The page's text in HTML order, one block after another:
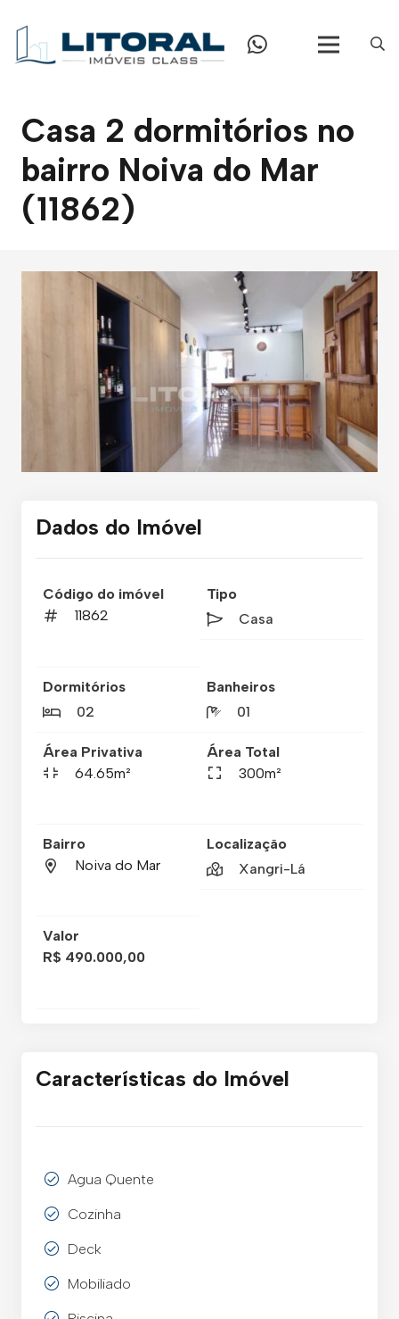
Casa 2 dormitórios no
bairro Noiva do Mar
(11862)
Dados do Imóvel
Código do imóvel
11862
Tipo
Casa
Dormitórios
02
Banheiros
01
Área Privativa
64.65m²
Área Total
300m²
Bairro
Noiva do Mar
Localização
Xangri-Lá
Valor
R$ 490.000,00
Características do Imóvel
Agua Quente
Cozinha
Deck
Mobiliado